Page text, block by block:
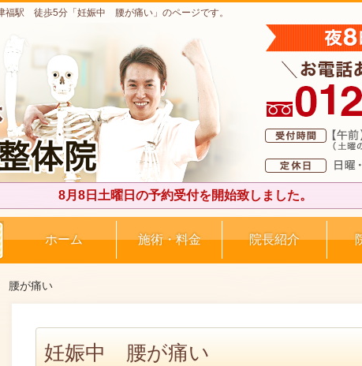
駅 徒歩5分「妊娠中 腰が痛い」のページです。
8月8日土曜日の予約受付を開始致しました。
ホーム 施術・料金 院長紹介
腰が痛い
妊娠中 腰が痛い